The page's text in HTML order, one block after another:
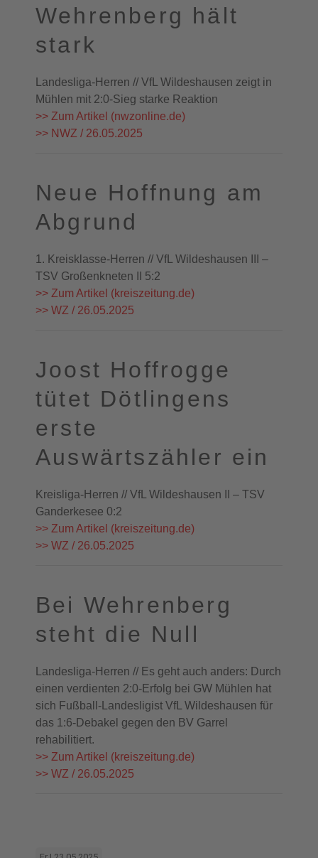
Wehrenberg hält
stark
Landesliga-Herren // VfL Wildeshausen zeigt in
Mühlen mit 2:0-Sieg starke Reaktion
>> Zum Artikel (nwzonline.de)
>> NWZ / 26.05.2025
Neue Hoffnung am
Abgrund
1. Kreisklasse-Herren // VfL Wildeshausen III –
TSV Großenkneten II 5:2
>> Zum Artikel (kreiszeitung.de)
>> WZ / 26.05.2025
Joost Hoffrogge
tütet Dötlingens
erste
Auswärtszähler ein
Kreisliga-Herren // VfL Wildeshausen II – TSV
Ganderkesee 0:2
>> Zum Artikel (kreiszeitung.de)
>> WZ / 26.05.2025
Bei Wehrenberg
steht die Null
Landesliga-Herren // Es geht auch anders: Durch
einen verdienten 2:0-Erfolg bei GW Mühlen hat
sich Fußball-Landesligist VfL Wildeshausen für
das 1:6-Debakel gegen den BV Garrel
rehabilitiert.
>> Zum Artikel (kreiszeitung.de)
>> WZ / 26.05.2025